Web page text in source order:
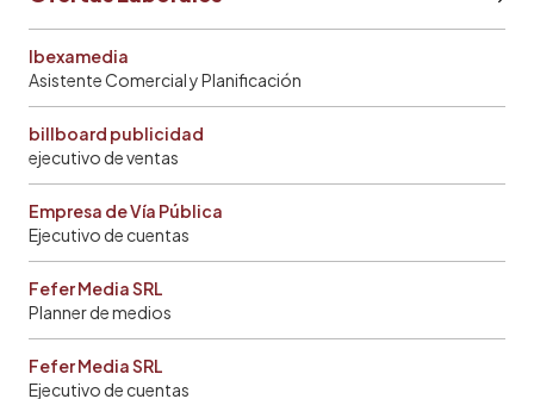
Ibexamedia
Asistente Comercial y Planificación
billboard publicidad
ejecutivo de ventas
Empresa de Vía Pública
Ejecutivo de cuentas
Fefer Media SRL
Planner de medios
Fefer Media SRL
Ejecutivo de cuentas